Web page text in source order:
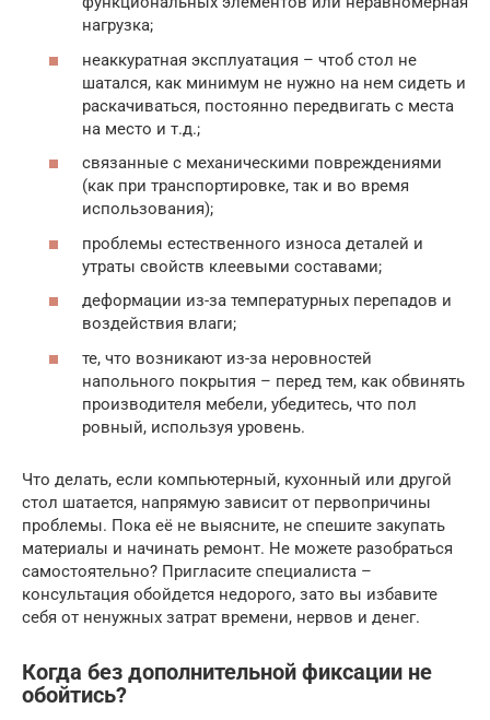
нагрузка;
неаккуратная эксплуатация – чтоб стол не
шатался, как минимум не нужно на нем сидеть и
раскачиваться, постоянно передвигать с места
на место и т.д.;
связанные с механическими повреждениями
(как при транспортировке, так и во время
использования);
проблемы естественного износа деталей и
утраты свойств клеевыми составами;
деформации из-за температурных перепадов и
воздействия влаги;
те, что возникают из-за неровностей
напольного покрытия – перед тем, как обвинять
производителя мебели, убедитесь, что пол
ровный, используя уровень.
Что делать, если компьютерный, кухонный или другой
стол шатается, напрямую зависит от первопричины
проблемы. Пока её не выясните, не спешите закупать
материалы и начинать ремонт. Не можете разобраться
самостоятельно? Пригласите специалиста –
консультация обойдется недорого, зато вы избавите
себя от ненужных затрат времени, нервов и денег.
Когда без дополнительной фиксации не
обойтись?